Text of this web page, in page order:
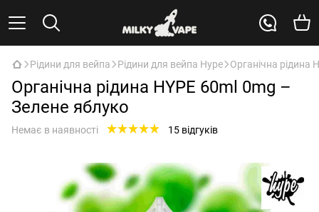
Рідини для вейпа Рідини для вейпа Hype Органічна рідина
Органічна рідина HYPE 60ml 0mg –
Зелене яблуко
Немає в наявності 15 відгуків